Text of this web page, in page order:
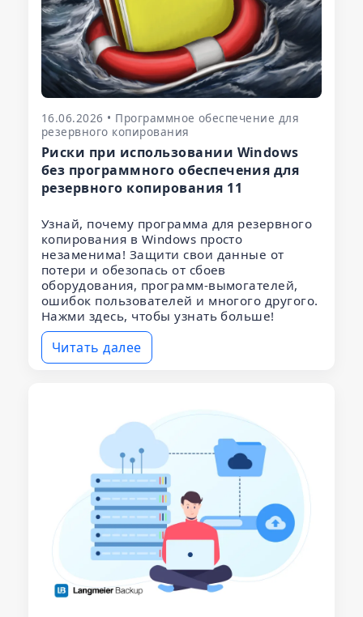
16.06.2026 • Программное обеспечение для
резервного копирования
Риски при использовании Windows
без программного обеспечения для
резервного копирования 11
Узнай, почему программа для резервного
копирования в Windows просто
незаменима! Защити свои данные от
потери и обезопась от сбоев
оборудования, программ-вымогателей,
ошибок пользователей и многого другого.
Нажми здесь, чтобы узнать больше!
Читать далее